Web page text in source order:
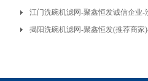
江门洗碗机滤网-聚鑫恒发诚信企业-
揭阳洗碗机滤网-聚鑫恒发(推荐商家